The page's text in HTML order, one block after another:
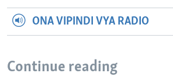
ONA VIPINDI VYA RADIO
Continue reading